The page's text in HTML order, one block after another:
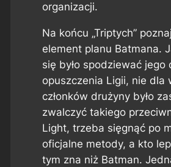
organizacji.
Na końcu „Triptych”
element planu Batmana.
się było spodziewać jego
opuszczenia Ligii, nie dla
członków drużyny było
zwalczyć takiego
Light, trzeba sięgnąć po
oficjalne metody, a kto
tym zna niż Batman.